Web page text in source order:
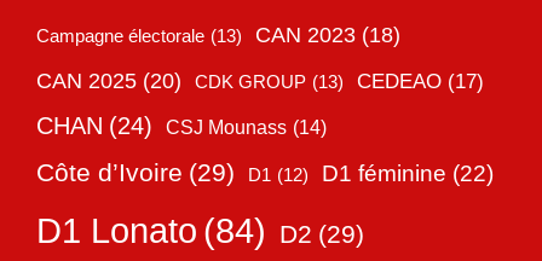
Campagne électorale (13) CAN 2023 (18)
CAN 2025 (20) CDK GROUP (13) CEDEAO (17)
CHAN (24) CSJ Mounass (14)
Côte d’Ivoire (29) D1 (12) D1 féminine (22)
D1 Lonato (84) D2 (29)